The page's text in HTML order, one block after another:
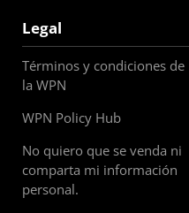
Legal
Términos y condiciones de
la WPN
WPN Policy Hub
No quiero que se venda ni
comparta mi información
personal.